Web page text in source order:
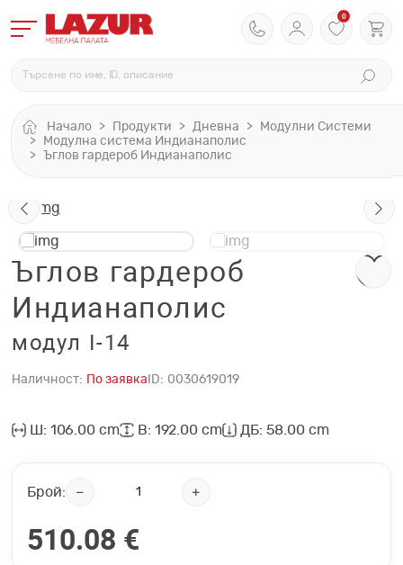
0
Начало Продукти Дневна
Модулни Системи
Модулна система Индианаполис
Ъглов гардероб Индианаполис
Ъглов гардероб
Индианаполис
модул I-14
Наличност: По заявка ID: 0030619019
Ш: 106.00 cm В: 192.00 cm ДБ: 58.00 cm
Брой:
510.08 €